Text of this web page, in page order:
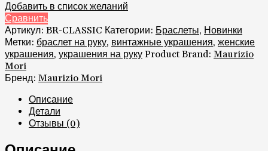
Добавить в список желаний
Сравнить
Артикул: BR-CLASSIC Категории: Браслеты, Новинки
Метки: браслет на руку, винтажные украшения, женские
украшения, украшения на руку Product Brand: Maurizio
Mori
Бренд: Maurizio Mori
Описание
Детали
Отзывы (0)